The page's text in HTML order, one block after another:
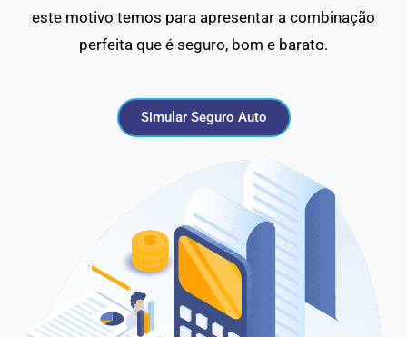
este motivo temos para apresentar a combinação
perfeita que é seguro, bom e barato.
Simular Seguro Auto